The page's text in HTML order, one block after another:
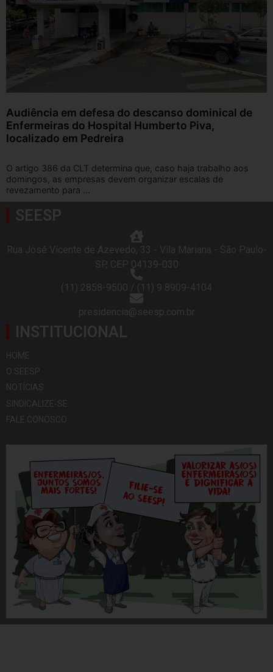
Audiência em defesa do descanso dominical de
Enfermeiras do Hospital Humberto Piva,
localizado em Pedreira
O artigo 386 da CLT determina que, caso haja trabalho aos
domingos, as empresas devem organizar escalas de
revezamento para ...
SEESP
Rua José Vicente de Azevedo, 33 - Vila Mariana - São Paulo-
SP, CEP 04139-030
(11) 2858-9500 / (11) 9 8909-4104
presidencia@seesp.com.br
INSTITUCIONAL
HOME
O SEESP
NOTÍCIAS
SINDICALIZE-SE
FALE CONOSCO